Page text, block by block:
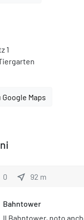
1
Maps
0 near_me 92 m
Bahntower
Il Bahntower, noto